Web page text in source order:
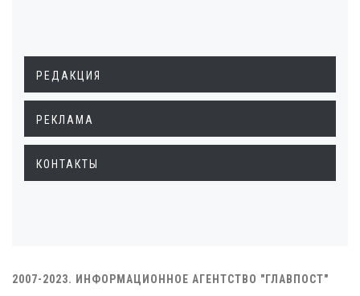
РЕДАКЦИЯ
РЕКЛАМА
КОНТАКТЫ
2007-2023. ИНФОРМАЦИОННОЕ АГЕНТСТВО "ГЛАВПОСТ"